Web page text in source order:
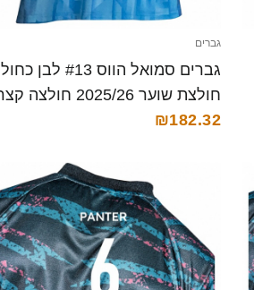
גברים
גברים סמואל הווס #13 לבן כחול
חולצת שוער 2025/26 חולצה קצרה
₪182.32